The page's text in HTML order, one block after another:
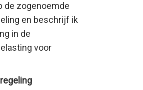
de zogenoemde
en beschrijf ik
in de
voor